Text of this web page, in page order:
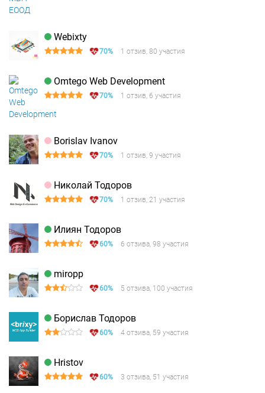
Webixty
70% 1 отзив, 80 участия
Omtego Web Development
70% 1 отзив, 6 участия
Borislav Ivanov
70% 1 отзив, 9 участия
Николай Тодоров
70% 1 отзив, 21 участия
Илиян Тодоров
60% 6 отзива, 98 участия
miropp
60% 5 отзива, 100 участия
Борислав Тодоров
60% 4 отзива, 59 участия
Hristov
60% 3 отзива, 51 участия